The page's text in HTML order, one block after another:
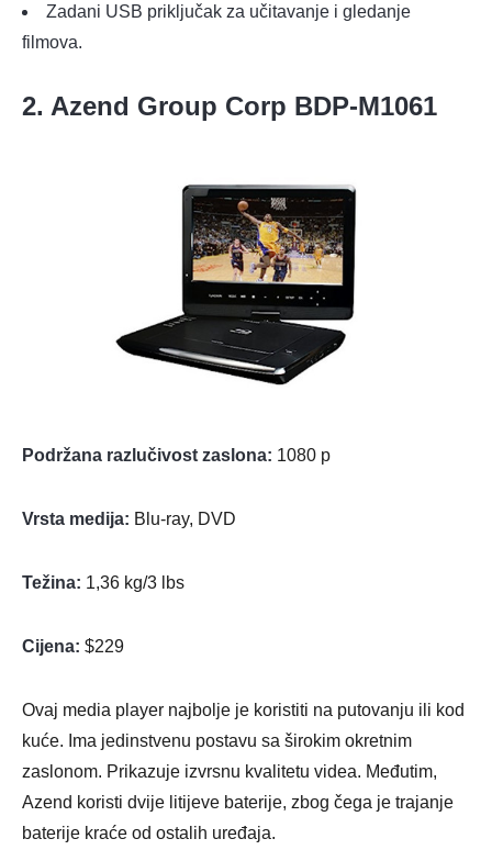
Zadani USB priključak za učitavanje i gledanje
filmova.
2. Azend Group Corp BDP-M1061
Podržana razlučivost zaslona: 1080 p
Vrsta medija: Blu-ray, DVD
Težina: 1,36 kg/3 lbs
Cijena: $229
Ovaj media player najbolje je koristiti na putovanju ili kod
kuće. Ima jedinstvenu postavu sa širokim okretnim
zaslonom. Prikazuje izvrsnu kvalitetu videa. Međutim,
Azend koristi dvije litijeve baterije, zbog čega je trajanje
baterije kraće od ostalih uređaja.